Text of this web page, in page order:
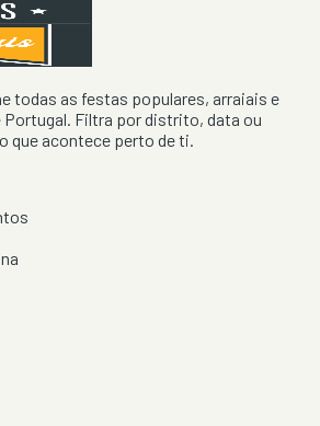
todas as festas populares, arraiais e
Filtra por distrito, data ou
que acontece perto de ti.